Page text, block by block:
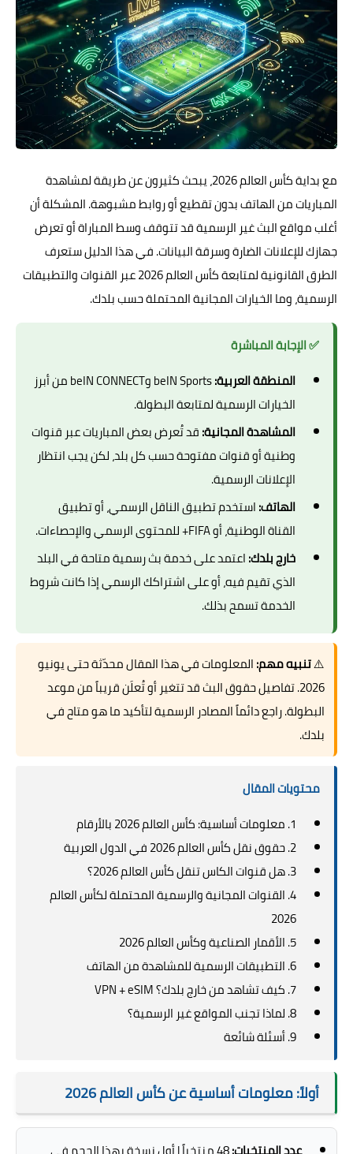
مع بداية كأس العالم 2026، يبحث كثيرون عن طريقة لمشاهدة
المباريات من الهاتف بدون تقطيع أو روابط مشبوهة. المشكلة أن
أغلب مواقع البث غير الرسمية قد تتوقف وسط المباراة أو تعرض
جهازك للإعلانات الضارة وسرقة البيانات. في هذا الدليل ستعرف
الطرق القانونية لمتابعة كأس العالم 2026 عبر القنوات والتطبيقات
الرسمية، وما الخيارات المجانية المحتملة حسب بلدك.
✅ الإجابة المباشرة
المنطقة العربية:
beIN Sports وbeIN CONNECT من أبرز
الخيارات الرسمية لمتابعة البطولة.
المشاهدة المجانية:قد تُعرض بعض المباريات عبر قنوات
وطنية أو قنوات مفتوحة حسب كل بلد، لكن يجب انتظار
الإعلانات الرسمية.
الهاتف:استخدم تطبيق الناقل الرسمي، أو تطبيق
القناة الوطنية، أو FIFA+ للمحتوى الرسمي والإحصاءات.
خارج بلدك:اعتمد على خدمة بث رسمية متاحة في البلد
الذي تقيم فيه، أو على اشتراكك الرسمي إذا كانت شروط
الخدمة تسمح بذلك.
⚠️تنبيه مهم:المعلومات في هذا المقال محدّثة حتى يونيو
2026. تفاصيل حقوق البث قد تتغير أو تُعلَن قريباً من موعد
البطولة. راجع دائماً المصادر الرسمية لتأكيد ما هو متاح في
بلدك.
محتويات المقال
1. معلومات أساسية: كأس العالم 2026 بالأرقام
2. حقوق نقل كأس العالم 2026 في الدول العربية
3. هل قنوات الكاس تنقل كأس العالم 2026؟
4. القنوات المجانية والرسمية المحتملة لكأس العالم
2026
5. الأقمار الصناعية وكأس العالم 2026
6. التطبيقات الرسمية للمشاهدة من الهاتف
7. كيف تشاهد من خارج بلدك؟ VPN + eSIM
8. لماذا تجنب المواقع غير الرسمية؟
9. أسئلة شائعة
أولاً: معلومات أساسية عن كأس العالم 2026